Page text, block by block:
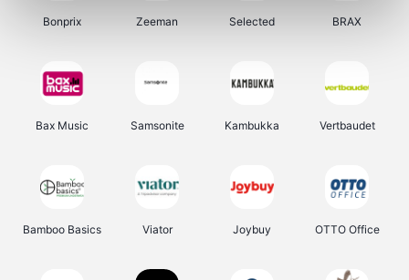
Bonprix Zeeman Selected BRAX
Bax Music Samsonite Kambukka Vertbaudet
Bamboo Basics Viator Joybuy OTTO Office